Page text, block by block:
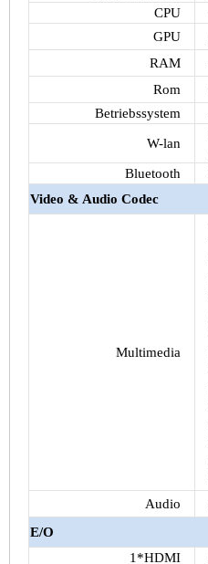
CPU
GPU
RAM
Rom
Betriebssystem
W-lan
Bluetooth
Video & Audio Codec
Multimedia
Audio
E/O
1*HDMI